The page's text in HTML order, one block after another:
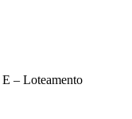
– Loteamento